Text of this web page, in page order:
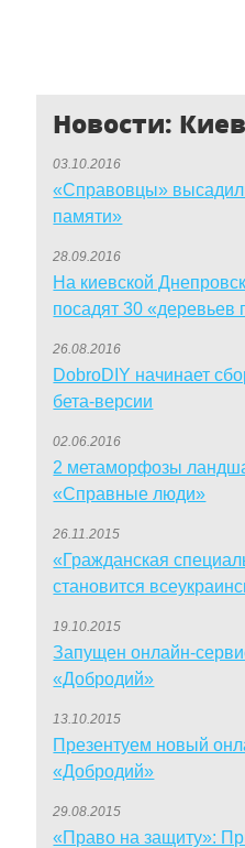
Новости: Киев
03.10.2016
«Справовцы»
памяти»
28.09.2016
На киевской
посадят 30 «деревьев
26.08.2016
DobroDIY начинает
бета-версии
02.06.2016
2 метаморфозы
«Справные люди»
26.11.2015
«Гражданская
становится
19.10.2015
Запущен онлайн-
«Добродий»
13.10.2015
Презентуем новый
«Добродий»
29.08.2015
«Право на защиту»: